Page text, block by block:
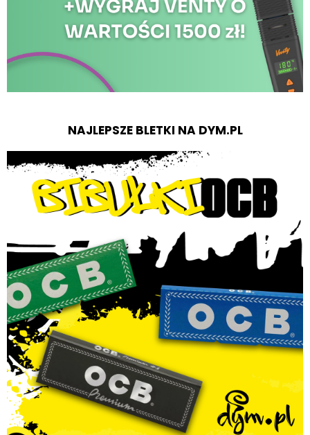
NAJLEPSZE BLETKI NA DYM.PL